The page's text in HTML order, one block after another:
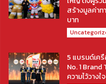
สร้างมูลค่าท
บาท
5 แบรนด์เค
No. 1
ความไว้วาง